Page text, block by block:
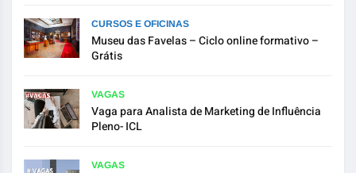
CURSOS E OFICINAS
Museu das Favelas – Ciclo online formativo –
Grátis
VAGAS
Vaga para Analista de Marketing de Influência
Pleno- ICL
VAGAS